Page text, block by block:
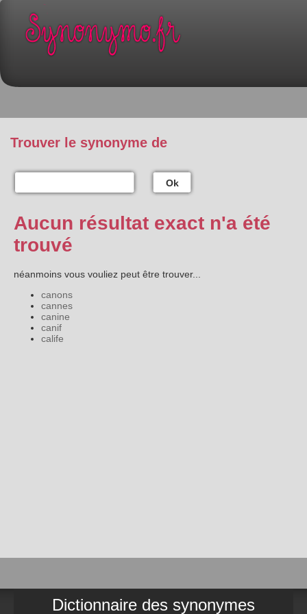
Trouver le synonyme de
Ok
Aucun résultat exact n'a été
trouvé
néanmoins vous vouliez peut être trouver...
canons
cannes
canine
canif
calife
Dictionnaire des synonymes